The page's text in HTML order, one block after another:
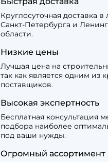
Круглосуточная доставка
Санкт-Петербурга и
области.
Низкие цены
Лучшая цена на
так как является одним из
поставщиков.
Высокая экспертность
Бесплатная консультация
подбора наиболее
под ваши нужды.
Огромный ассортимент